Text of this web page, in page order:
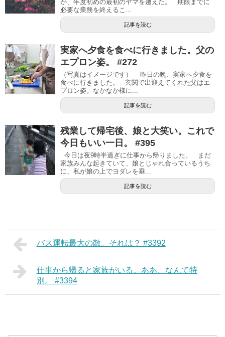
が、年度初めの最初のヤマを越えた。 期限までに
必要な業務を終えるこ...
記事を読む
実家へ夕食を食べに行きました。父の
エプロン姿。 #272
（写真はイメージです） 昨日の晩、実家へ夕食を
食べに行きました。 玄関で出迎えてくれた父はエ
プロン姿。なかなか様に...
記事を読む
残業して帰宅後、娘と大笑い。これで
今日もいい一日。 #395
今日は夜9時半過ぎに仕事から帰りました。 まだ
家族みんな起きていて、娘とじゃれ合っているうち
に、私が娘の上でヨダレを垂...
記事を読む
バス運転最大の敵。それは？ #3392
仕事から帰ると家族がいる。ああ、なんて特
別。 #3394